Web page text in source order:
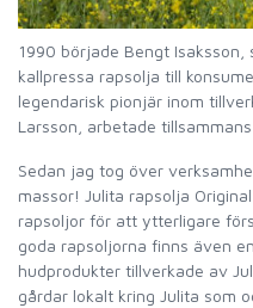
1990 började Bengt
kallpressa rapsolja till
legendarisk pionjär inom
Larsson, arbetade
Sedan jag tog över
massor! Julita rapsolja
rapsoljor för att ytterligare
goda rapsoljorna finns även
hudprodukter tillverkade av
gårdar lokalt kring Julita som